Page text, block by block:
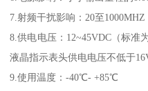
7.射频干扰影响：20至
8.供电电压：12~45VDC（标准
液晶指示表头供电电压不低于
9.使用温度：-40℃- +85℃